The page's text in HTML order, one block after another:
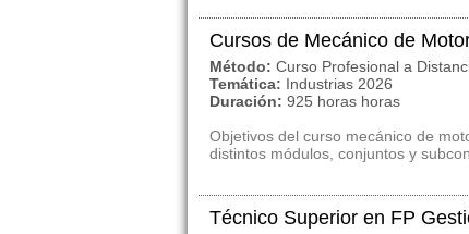
Cursos de Mecánico de
Método: Curso Profesional a
Temática: Industrias 2026
Duración: 925 horas horas
Objetivos del curso mecánico de
distintos módulos, conjuntos y
Técnico Superior en FP